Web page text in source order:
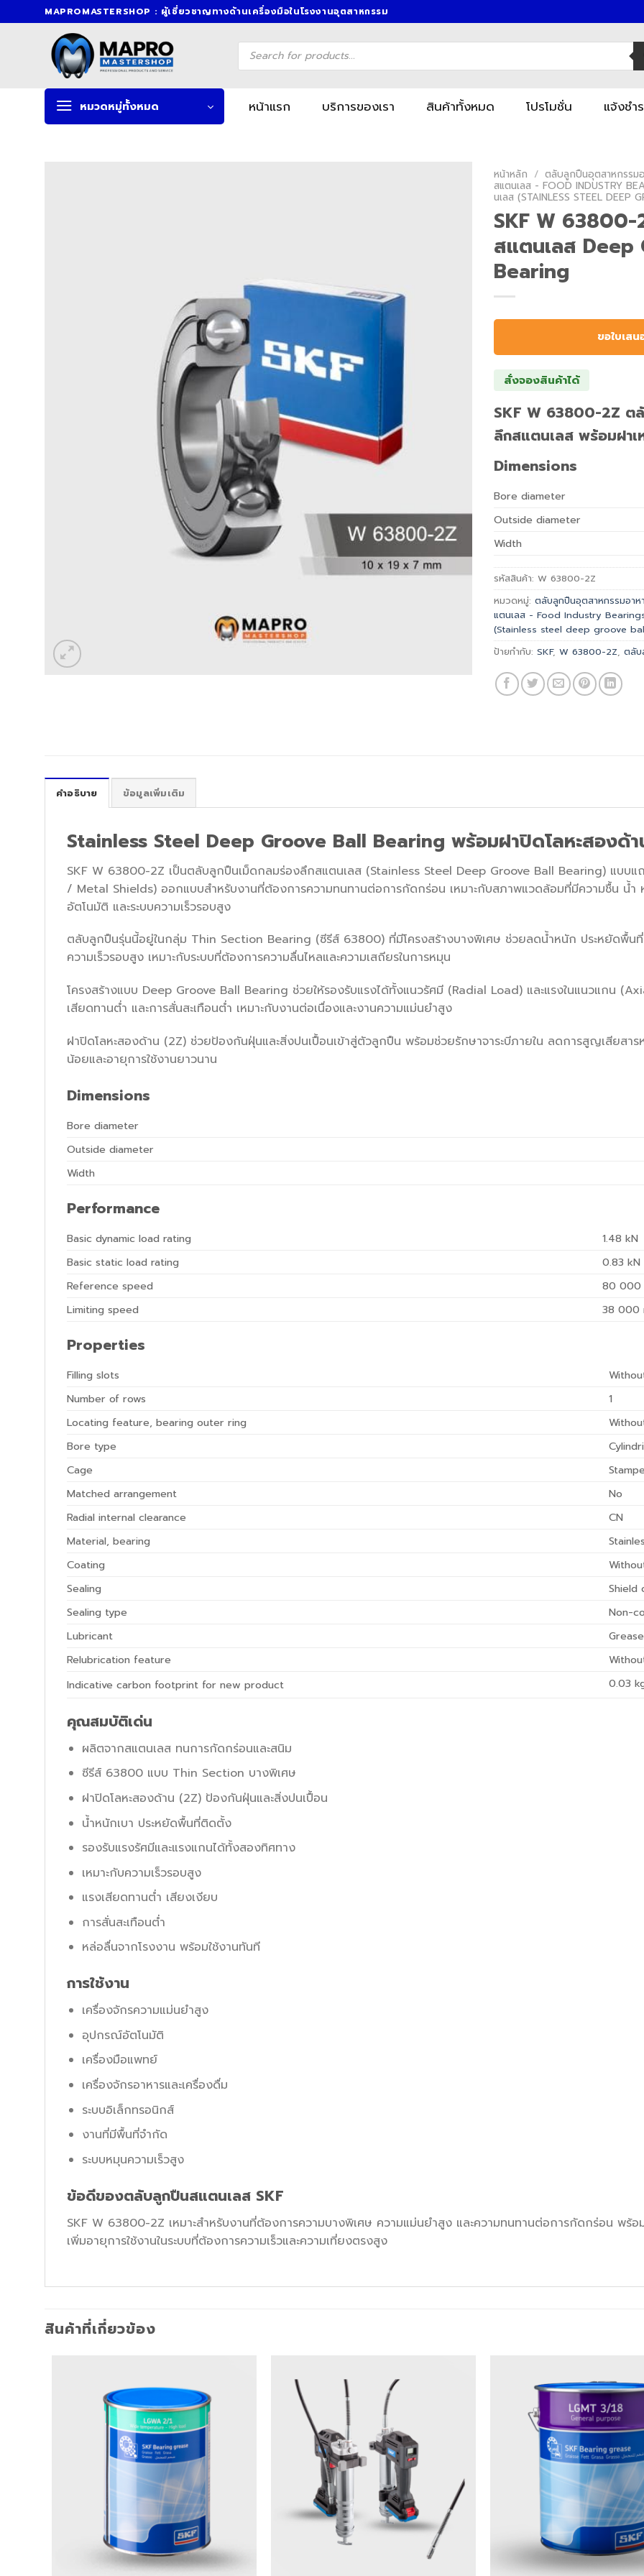
to
MAPROMASTERSHOP : ผู้เชี่ยวชาญทางด้านเครื่องมือในโรงงานอุตสาหกรรม
Products
search
หมวดหมู่ทั้งหมด หน้าแรก บริการของเรา สินค้าทั้งหมด โปรโมชั่น แจ้งชำ
หน้าหลัก / ตลับลูกปืนอุตสาหกรรม
สแตนเลส - FOOD INDUSTRY
นเลส (STAINLESS STEEL DEEP
SKF W
สแตนเลส Deep
Bearing
ขอใบเสน
สั่งจองสินค้าได้
SKF W 63800-2Z ต
ลึกสแตนเลส พร้อมฝา
Dimensions
Bore diameter
Outside diameter
Width
รหัสสินค้า: W 63800-2Z
หมวดหมู่: ตลับลูกปืนอุตสาหกรรมอา
แตนเลส - Food Industry
(Stainless steel deep groove
ป้ายกำกับ: SKF, W 63800-2Z ตลับ
คำอธิบาย ข้อมูลเพิ่มเติม
Stainless Steel Deep Groove Ball Bearing พร้อมฝาปิดโลหะสองด้
SKF W 63800-2Z เป็นตลับลูกปืนเม็ดกลมร่องลึกสแตนเลส (Stainless Steel Deep Groove Ball Bearing) แบบ
/ Metal Shields) ออกแบบสำหรับงานที่ต้องการความทนทานต่อการกัดกร่อน เหมาะกับสภาพแวดล้อมที่มีความชื้น น้ำ
อัตโนมัติ และระบบความเร็วรอบสูง
ตลับลูกปืนรุ่นนี้อยู่ในกลุ่ม Thin Section Bearing (ซีรีส์ 63800) ที่มีโครงสร้างบางพิเศษ ช่วยลดน้ำหนัก ประหยัดพื้น
ความเร็วรอบสูง เหมาะกับระบบที่ต้องการความลื่นไหลและความเสถียรในการหมุน
โครงสร้างแบบ Deep Groove Ball Bearing ช่วยให้รองรับแรงได้ทั้งแนวรัศมี (Radial Load) และแรงในแนวแกน
เสียดทานต่ำ และการสั่นสะเทือนต่ำ เหมาะกับงานต่อเนื่องและงานความแม่นยำสูง
ฝาปิดโลหะสองด้าน (2Z) ช่วยป้องกันฝุ่นและสิ่งปนเปื้อนเข้าสู่ตัวลูกปืน พร้อมช่วยรักษาจาระบีภายใน ลดการสูญเสียสาร
น้อยและอายุการใช้งานยาวนาน
Dimensions
Bore diameter
Outside diameter
Width
Performance
Basic dynamic load rating 1.48 kN
Basic static load rating
0.83 kN
Reference speed
80 000
Limiting speed
38 000
Properties
Filling slots
Number of rows
1
Locating feature, bearing outer ring
Bore type
Cage
Matched arrangement
No
Radial internal clearance
CN
Material, bearing
Coating
Sealing
Shield
Sealing type
Non-
Lubricant
Grease
Relubrication feature
Indicative carbon footprint for new product
0.03
คุณสมบัติเด่น
ผลิตจากสแตนเลส ทนการกัดกร่อนและสนิม
ซีรีส์ 63800 แบบ Thin Section บางพิเศษ
ฝาปิดโลหะสองด้าน (2Z) ป้องกันฝุ่นและสิ่งปนเปื้อน
น้ำหนักเบา ประหยัดพื้นที่ติดตั้ง
รองรับแรงรัศมีและแรงแกนได้ทั้งสองทิศทาง
เหมาะกับความเร็วรอบสูง
แรงเสียดทานต่ำ เสียงเงียบ
การสั่นสะเทือนต่ำ
หล่อลื่นจากโรงงาน พร้อมใช้งานทันที
การใช้งาน
เครื่องจักรความแม่นยำสูง
อุปกรณ์อัตโนมัติ
เครื่องมือแพทย์
เครื่องจักรอาหารและเครื่องดื่ม
ระบบอิเล็กทรอนิกส์
งานที่มีพื้นที่จำกัด
ระบบหมุนความเร็วสูง
ข้อดีของตลับลูกปืนสแตนเลส SKF
SKF W 63800-2Z เหมาะสำหรับงานที่ต้องการความบางพิเศษ ความแม่นยำสูง และความทนทานต่อการกัดกร่อน พร้
เพิ่มอายุการใช้งานในระบบที่ต้องการความเร็วและความเที่ยงตรงสูง
สินค้าที่เกี่ยวข้อง